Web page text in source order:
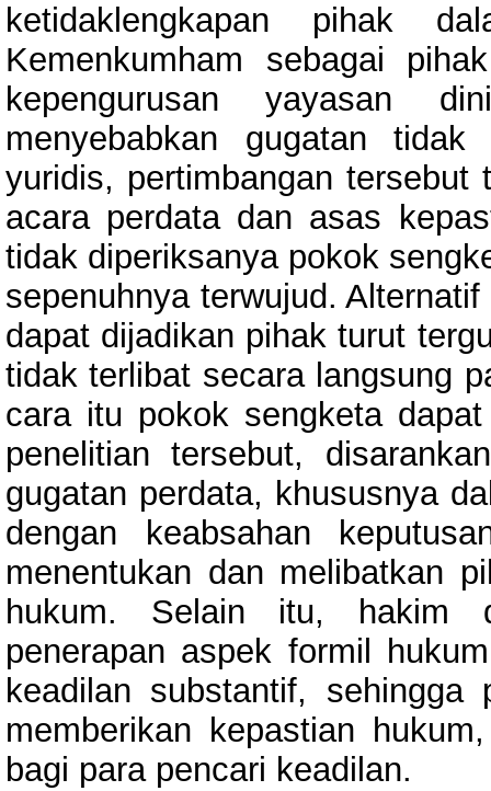
ketidaklengkapan pihak
Kemenkumham sebagai
kepengurusan yayasan
menyebabkan gugatan
yuridis, pertimbangan tersebut
acara perdata dan asas
tidak diperiksanya pokok
sepenuhnya terwujud.
dapat dijadikan pihak turut
tidak terlibat secara langsung
cara itu pokok sengketa
penelitian tersebut,
gugatan perdata, khususnya
dengan keabsahan
menentukan dan melibatkan
hukum. Selain itu, hakim
penerapan aspek formil
keadilan substantif,
memberikan kepastian
bagi para pencari keadilan.